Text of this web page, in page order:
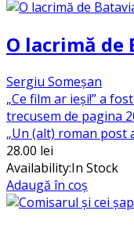
O lacrimă de
Sergiu Someșan
„Ce film ar ieși!” a
trecusem de pagina
„Un (alt) roman post
28.00 lei
Availability:In Stock
Adaugă în coș